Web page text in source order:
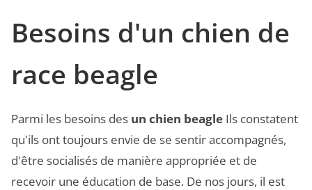
Besoins d'un chien de
race beagle
Parmi les besoins des un chien beagle Ils constatent
qu'ils ont toujours envie de se sentir accompagnés,
d'être socialisés de manière appropriée et de
recevoir une éducation de base. De nos jours, il est